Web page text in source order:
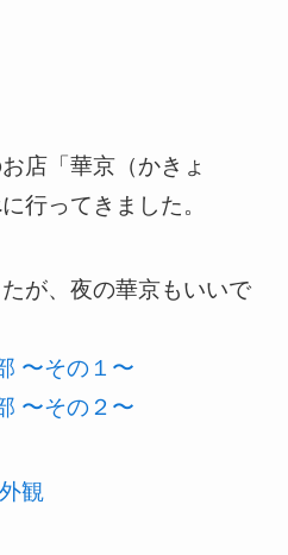
店「華京（かきょ
行ってきました。
が、夜の華京もいいで
〜その１〜
〜その２〜